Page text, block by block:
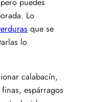
puedes
Lo
que se
lo
calabacín,
espárragos